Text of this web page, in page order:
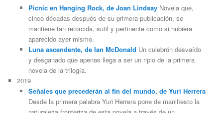
Picnic en Hanging Rock, de Joan LindsayNovela que,
cinco décadas después de su primera publicación, se
mantiene tan retorcida, sutil y pertinente como si hubiera
aparecido ayer mismo.
Luna ascendente, de Ian McDonald Un culebrón desvaído
y desganado que apenas llega a ser un ripio de la primera
novela de la trilogía.
2019
Señales que precederán al fin del mundo, de Yuri Herrera
Desde la primera palabra Yuri Herrera pone de manifiesto la